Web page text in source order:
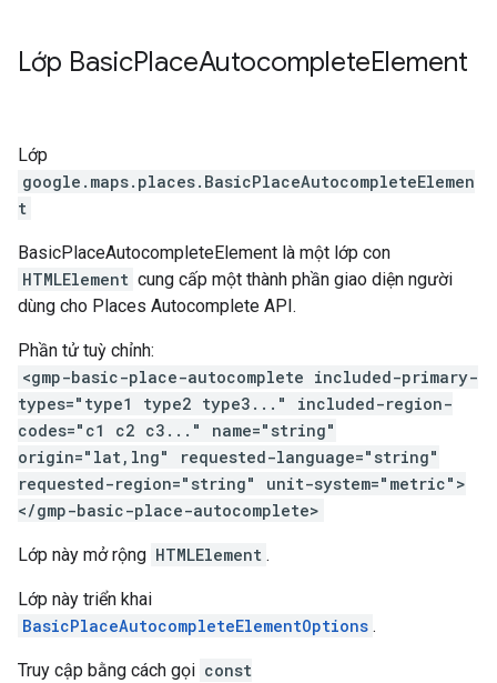
Lớp BasicPlaceAutocompleteElement
Lớp
google.maps.places. BasicPlaceAutocompleteElemen
t
BasicPlaceAutocompleteElement là một lớp con
HTMLElement cung cấp một thành phần giao diện người
dùng cho Places Autocomplete API.
Phần tử tuỳ chỉnh:
<gmp-basic-place-autocomplete included-primary-
types="type1 type2 type3..." included-region-
codes="c1 c2 c3..." name="string"
origin="lat,lng" requested-language="string"
requested-region="string" unit-system="metric">
</gmp-basic-place-autocomplete>
Lớp này mở rộng HTMLElement .
Lớp này triển khai
BasicPlaceAutocompleteElementOptions .
Truy cập bằng cách gọi const